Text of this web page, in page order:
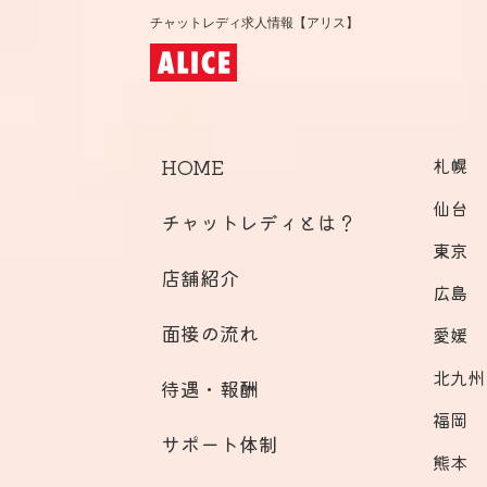
チャットレディ求人情報【アリス】
HOME
チャットレディとは？
店舗紹介
面接の流れ
待遇・報酬
サポート体制
札幌
仙台
東京
広島
愛媛
北九州
福岡
熊本